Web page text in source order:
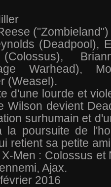
("Zombieland")
(Deadpool),
Warhead),
(Weasel).
d'une lourde et
Wilson devient
surhumain et
la poursuite de
retient sa petite
Men : Colossus et
Ajax.
2016